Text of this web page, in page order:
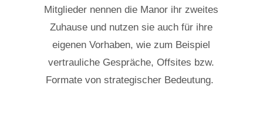
Mitglieder nennen die Manor ihr zweites
Zuhause und nutzen sie auch für ihre
eigenen Vorhaben, wie zum Beispiel
vertrauliche Gespräche, Offsites bzw.
Formate von strategischer Bedeutung.